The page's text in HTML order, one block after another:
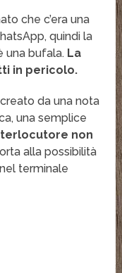
che c’era una
quindi la
una bufala. La
in pericolo.
da una nota
una semplice
non
alla possibilità
terminale